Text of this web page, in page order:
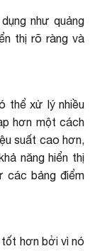
như quảng
thị rõ ràng và
thể xử lý nhiều
hơn một cách
suất cao hơn,
năng hiển thị
các bảng điểm
tốt hơn bởi vì nó